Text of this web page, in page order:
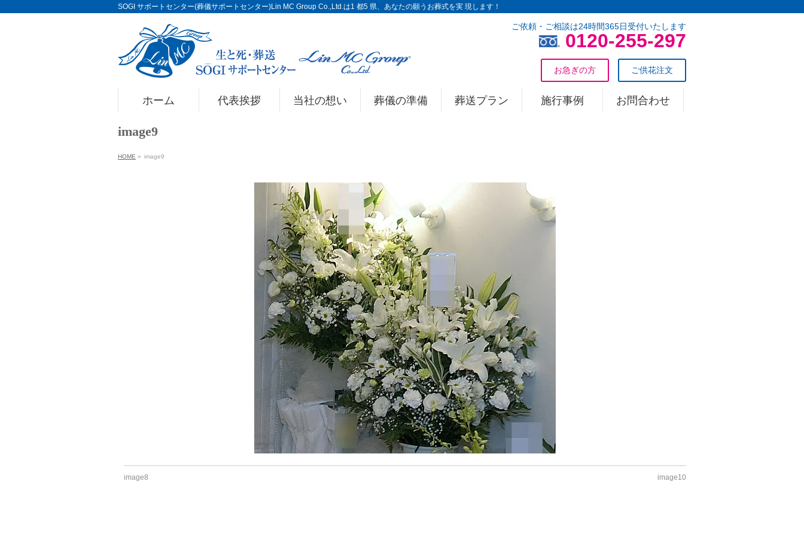
SOGI サポートセンター(葬儀サポートセンター)Lin MC Group Co.,Ltd.は1 都5 県、あなたの願うお葬式を実 現します！
ご依頼・ご相談は24時間365日受付いたします
0120-255-297
ご供花注文
お急ぎの方
ホーム 代表挨拶 当社の想い 葬儀の準備 葬送プラン 施行事例 お問合わせ
image9
HOME » image9
image8 image10